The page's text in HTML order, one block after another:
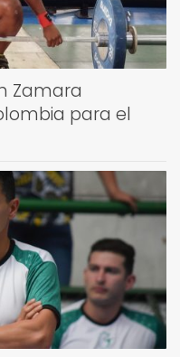
Zamara
para el